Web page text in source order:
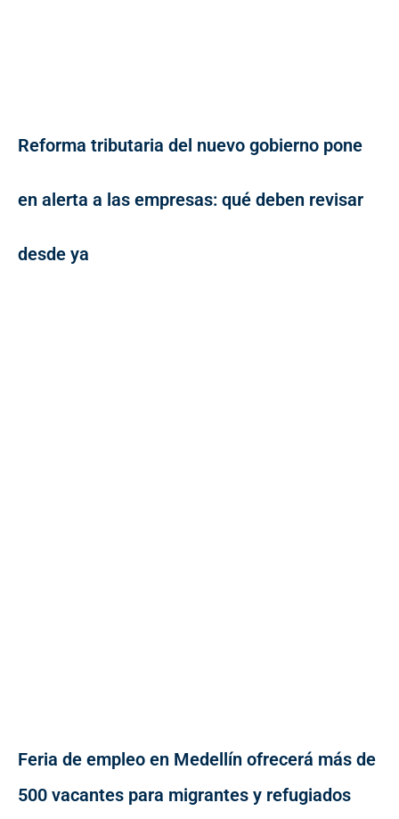
Reforma tributaria del nuevo gobierno pone
en alerta a las empresas: qué deben revisar
desde ya
Feria de empleo en Medellín ofrecerá más de
500 vacantes para migrantes y refugiados